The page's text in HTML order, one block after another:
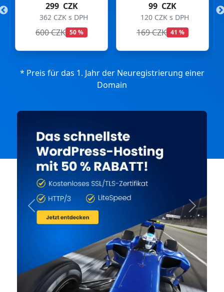
299 CZK
362 CZK s DPH
600 CZK 50 %
99 CZK
120 CZK s DPH
169 CZK 41 %
* Preis für das 1. Jahr der Neuregistrierung einer
Domain
Previous Next